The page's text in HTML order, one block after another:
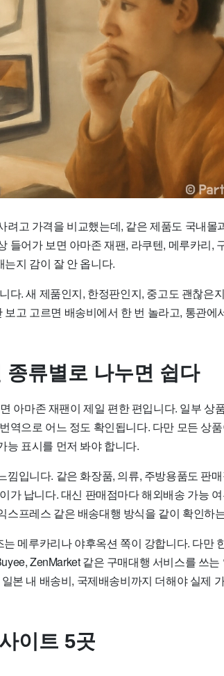
려고 가격을 비교했는데, 같은 제품도 국내몰
들어가 보면 아마존 재팬, 라쿠텐, 메루카리,
지 감이 잘 안 옵니다.
다. 새 제품인지, 한정판인지, 중고도 괜찮은
고 고르면 배송비에서 한 번 놀라고, 통관에
류별로 나누면 쉽다
아마존 재팬이 제일 편한 편입니다. 일부 상
역으로 어느 정도 확인됩니다. 다만 모든 상
능 표시를 먼저 봐야 합니다.
입니다. 같은 화장품, 의류, 주방용품도 판
가 납니다. 대신 판매점마다 해외배송 가능
스프레스 같은 배송대행 방식을 같이 확인하
메루카리나 야후옥션 쪽이 강합니다. 다만
ZenMarket 같은 구매대행 서비스를 쓰는
본 내 배송비, 국제배송비까지 더해야 실제
이트 5곳